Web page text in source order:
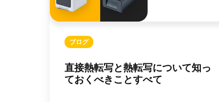
ブログ
直接熱転写と熱転写について知っ
ておくべきことすべて